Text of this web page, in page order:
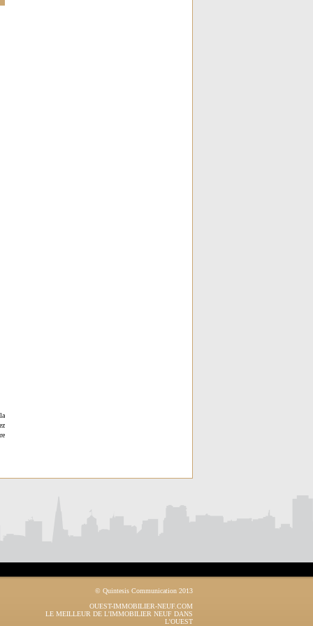
© Quintesis Communication 2013
OUEST-IMMOBILIER-NEUF.COM
LE MEILLEUR DE L'IMMOBILIER NEUF DANS
L'OUEST